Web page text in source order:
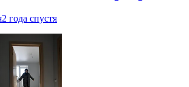
2 года спустя